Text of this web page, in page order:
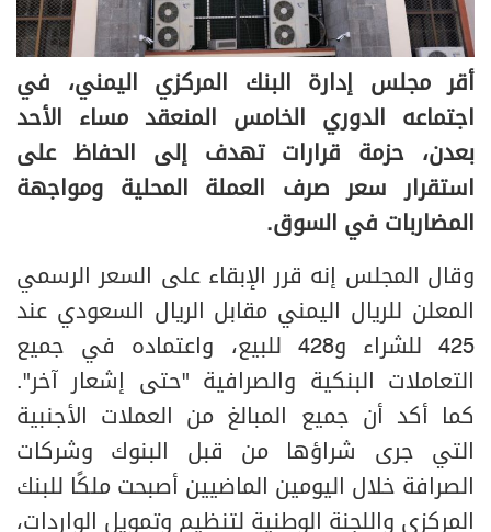
أقر مجلس إدارة البنك المركزي اليمني، في
اجتماعه الدوري الخامس المنعقد مساء الأحد
بعدن، حزمة قرارات تهدف إلى الحفاظ على
استقرار سعر صرف العملة المحلية ومواجهة
المضاربات في السوق.
وقال المجلس إنه قرر الإبقاء على السعر الرسمي
المعلن للريال اليمني مقابل الريال السعودي عند
425 للشراء و428 للبيع، واعتماده في جميع
التعاملات البنكية والصرافية "حتى إشعار آخر".
كما أكد أن جميع المبالغ من العملات الأجنبية
التي جرى شراؤها من قبل البنوك وشركات
الصرافة خلال اليومين الماضيين أصبحت ملكًا للبنك
المركزي واللجنة الوطنية لتنظيم وتمويل الواردات،